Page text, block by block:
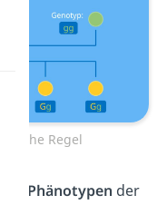
Regel
Phänotypen der